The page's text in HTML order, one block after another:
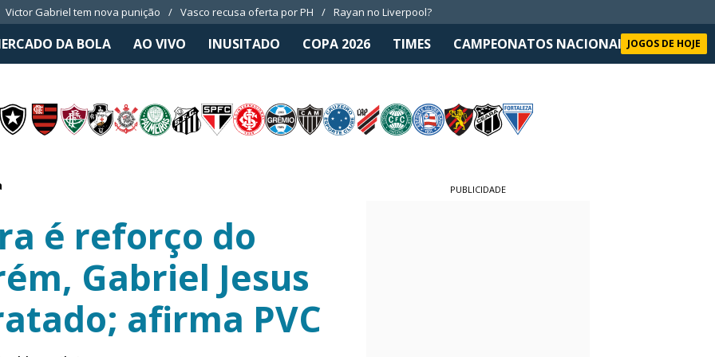
Victor Gabriel tem nova punição Vasco recusa oferta por PH Rayan no Liverpool?
DA BOLA AO VIVO INUSITADO COPA 2026 TIMES CAMPEONATOS NACIONAIS SELEÇÃO
JOGOS DE HOJE
é reforço do
Gabriel Jesus
afirma PVC
PUBLICIDADE